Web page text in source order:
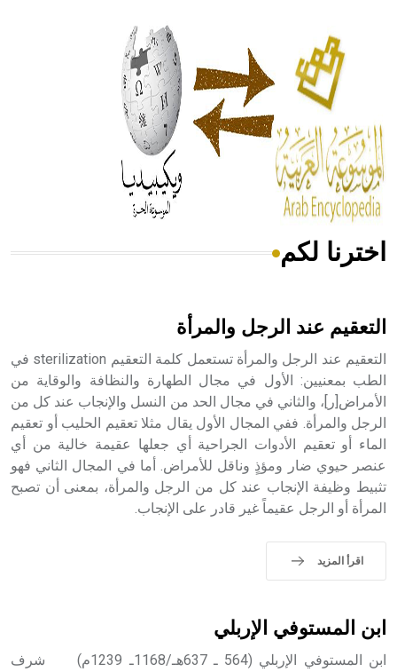
الحكم، الأدلة، تنظيم التغذية، ورسالته في جروح الرأس. ويعود
له الفضل بأنه حرر الطب من الدين والفلسفة.
- هل تعلم أن المرجان إفراز حيواني يتكون في البحر ويتركب
من مادة كربونات الكلسيوم، وهو أحمر أو شديد الحمرة وهو
أجود أنواعه، ويمتاز بكبر الحجم ويسمى الش
هل تعلم أن الأبسيد كلمة فرنسية اللفظ تم اعتمادها مصطلحاً
- هل تعلم أن أبجر Abgar اسم معروف جيداً يعود إلى عدد من
الملوك الذين حكموا مدينة إديسا (الرها) من أبجر الأول وحتى
التاسع، وهم ينتسبون إلى أسرة أوسروين
sign تكتب منفصلة غير متصلة، وتعتمد المبدأ الأكوروفوني،
اخترنا لكم
التعقيم عند الرجل والمرأة
التعقيم عند الرجل والمرأة تستعمل كلمة التعقيم sterilization في
الطب بمعنيين: الأول في مجال الطهارة والنظافة والوقاية من
الأمراض[ر]، والثاني في مجال الحد من النسل والإنجاب عند كل من
الرجل والمرأة. ففي المجال الأول يقال مثلا تعقيم الحليب أو تعقيم
الماء أو تعقيم الأدوات الجراحية أي جعلها عقيمة خالية من أي
عنصر حيوي ضار ومؤذٍ وناقل للأمراض. أما في المجال الثاني فهو
تثبيط وظيفة الإنجاب عند كل من الرجل والمرأة، بمعنى أن تصبح
المرأة أو الرجل عقيماً غير قادر على الإنجاب.
اقرأ المزيد
ابن المستوفي الإربلي
ابن المستوفي الإربلي (564 ـ 637هـ/1168ـ 1239م) شرف